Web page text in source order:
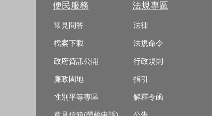
便民服務
常見問答
檔案下載
政府資訊公開
廉政園地
性別平等專區
法規專區
法律
法規命令
行政規則
指引
解釋令函